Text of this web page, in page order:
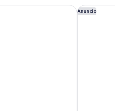
Resort - All InclusiveAnuncio
NIZUC